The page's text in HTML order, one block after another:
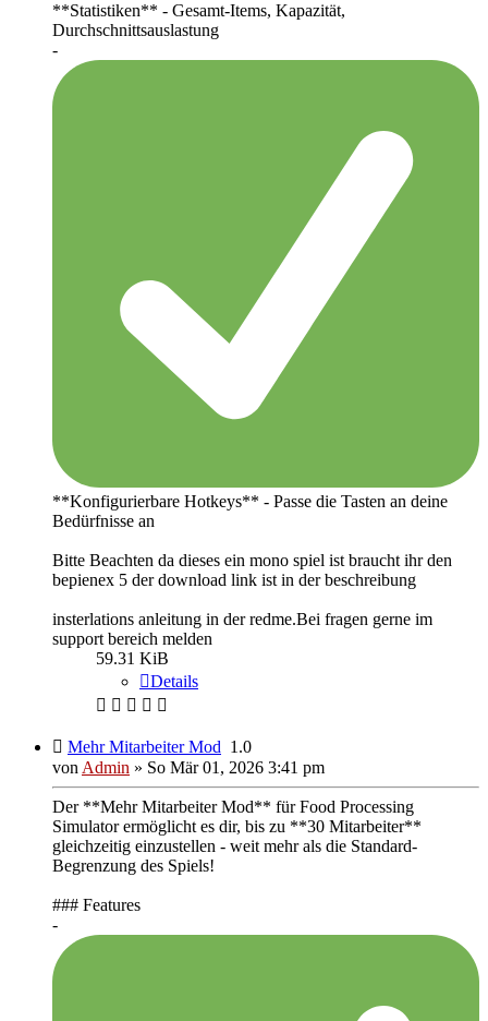
**Statistiken** - Gesamt-Items, Kapazität,
Durchschnittsauslastung
-
**Konfigurierbare Hotkeys** - Passe die Tasten an deine
Bedürfnisse an
Bitte Beachten da dieses ein mono spiel ist braucht ihr den
bepienex 5 der download link ist in der beschreibung
insterlations anleitung in der redme.Bei fragen gerne im
support bereich melden
59.31 KiB
Details
Mehr Mitarbeiter Mod 1.0
von Admin » So Mär 01, 2026 3:41 pm
Der **Mehr Mitarbeiter Mod** für Food Processing
Simulator ermöglicht es dir, bis zu **30 Mitarbeiter**
gleichzeitig einzustellen - weit mehr als die Standard-
Begrenzung des Spiels!
### Features
-